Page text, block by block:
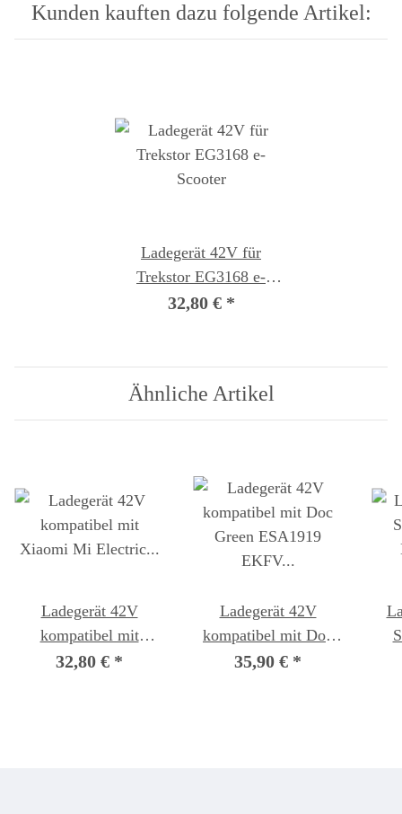
Kunden kauften dazu folgende Artikel:
Ladegerät 42V für
Trekstor EG3168 e-
Scooter
32,80 € *
Ähnliche Artikel
Ladegerät 42V
kompatibel mit
Xiaomi Mi Electric
32,80 € *
Ladegerät 42V
kompatibel mit Doc
Green ESA1919
35,90 € *